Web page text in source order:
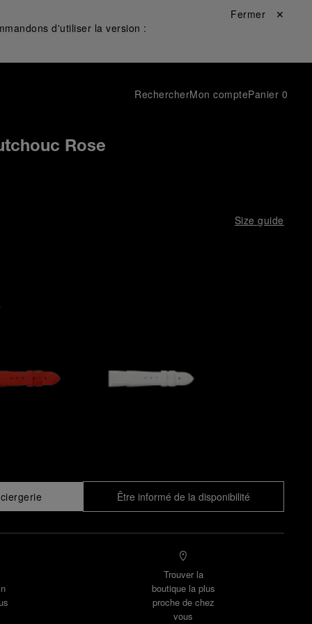
d'utiliser la version :
Fermer ✕
RechercherMon comptePanier 0
Rose
Size guide
Être informé de la disponibilité
Trouver la
boutique la plus
proche de chez
vous